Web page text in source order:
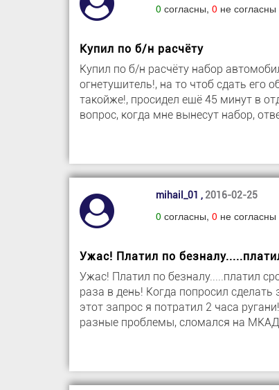
0 согласны, 0 не согласны
Купил по б/н расчёту
Купил по б/н расчёту набор
огнетушитель!, на то чтоб сдать его
такойже!, просидел ещё 45 минут в
вопрос, когда мне вынесут набор,
mihail_01 , 2016-02-25
0 согласны, 0 не согласны
Ужас! Платил по
Ужас! Платил по безналу.....платил
раза в день! Когда попросил
этот запрос я потратил 2 часа
разные проблемы, сломался на МКАД